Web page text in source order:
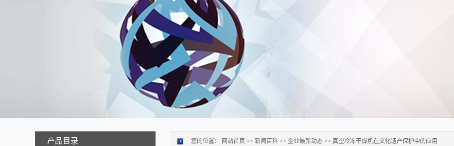
产品目录 您的位置： 网站首页 >> 新闻百科 >> 企业最新动态 >> 真空冷冻干燥机在文化遗产保护中的应用